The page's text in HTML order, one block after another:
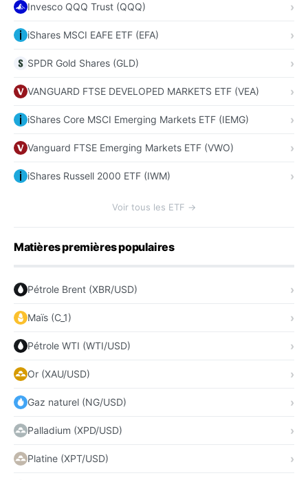
Invesco QQQ Trust (QQQ)
iShares MSCI EAFE ETF (EFA)
SPDR Gold Shares (GLD)
VANGUARD FTSE DEVELOPED MARKETS ETF (VEA)
iShares Core MSCI Emerging Markets ETF (IEMG)
Vanguard FTSE Emerging Markets ETF (VWO)
iShares Russell 2000 ETF (IWM)
Voir tous les ETF →
Matières premières populaires
Pétrole Brent (XBR/USD)
Maïs (C_1)
Pétrole WTI (WTI/USD)
Or (XAU/USD)
Gaz naturel (NG/USD)
Palladium (XPD/USD)
Platine (XPT/USD)